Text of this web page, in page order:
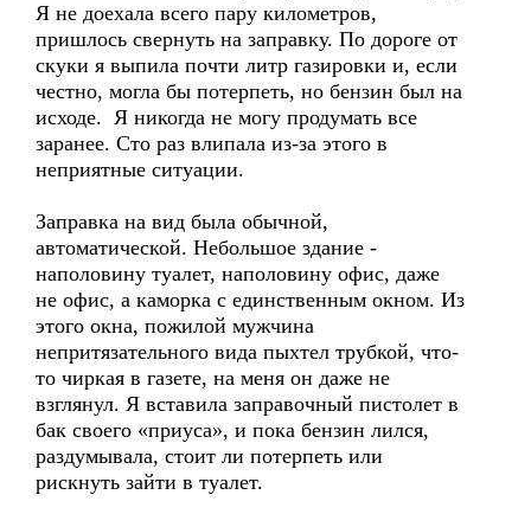
Я не доехала всего пару километров,
пришлось свернуть на заправку. По дороге от
скуки я выпила почти литр газировки и, если
честно, могла бы потерпеть, но бензин был на
исходе. Я никогда не могу продумать все
заранее. Сто раз влипала из-за этого в
неприятные ситуации.
Заправка на вид была обычной,
автоматической. Небольшое здание -
наполовину туалет, наполовину офис, даже
не офис, а каморка с единственным окном. Из
этого окна, пожилой мужчина
непритязательного вида пыхтел трубкой, что-
то чиркая в газете, на меня он даже не
взглянул. Я вставила заправочный пистолет в
бак своего «приуса», и пока бензин лился,
раздумывала, стоит ли потерпеть или
рискнуть зайти в туалет.